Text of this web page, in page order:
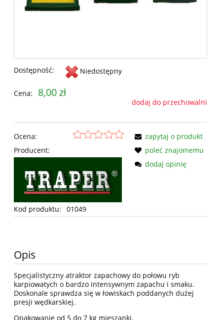
Dostępność: Niedostępny
Cena: 8,00 zł
dodaj do przechowalni
Ocena:
Producent:
Kod produktu: 01049
zapytaj o produkt
poleć znajomemu
dodaj opinię
Opis
Specjalistyczny atraktor zapachowy do połowu ryb
karpiowatych o bardzo intensywnym zapachu i smaku.
Doskonale sprawdza się w łowiskach poddanych dużej
presji wędkarskiej.
Opakowanie od 5 do 7 kg mieszanki.